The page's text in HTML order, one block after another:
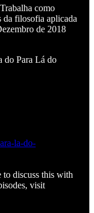
como
da filosofia aplicada
de 2018
do Para Lá do
la-do-
discuss this with
visit